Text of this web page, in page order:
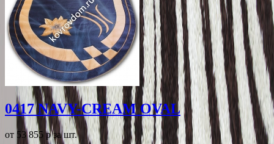
0417 NAVY-CREAM OVAL
от 53 855 pза шт.